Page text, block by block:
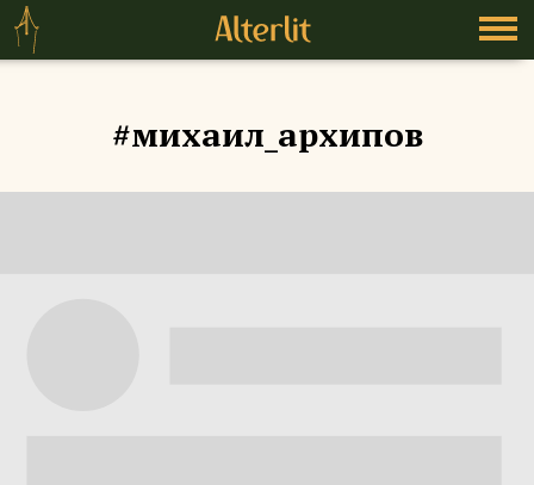
#михаил_архипов